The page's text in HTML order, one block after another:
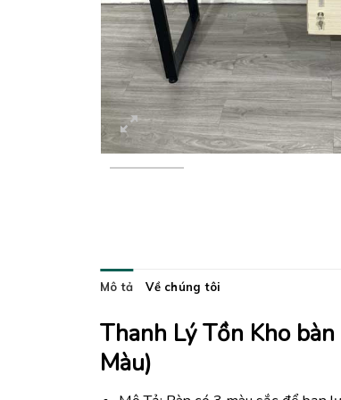
Mô tả Về chúng tôi
Thanh Lý Tồn Kho
Màu)